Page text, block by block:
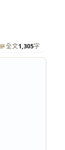
全文1,305字